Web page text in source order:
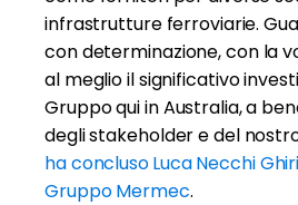
infrastrutture ferroviarie.
con determinazione, con la
al meglio il significativo
Gruppo qui in Australia, a
degli stakeholder e del
ha conclusoLuca Necchi
Gruppo Mermec.